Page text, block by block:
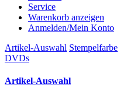
Service
Warenkorb anzeigen
Anmelden/Mein Konto
Artikel-Auswahl Stempelfarbe
DVDs
Artikel-Auswahl